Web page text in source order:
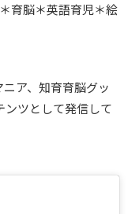
育脳＊英語育児＊絵
ア、知育育脳グッ
ンツとして発信して